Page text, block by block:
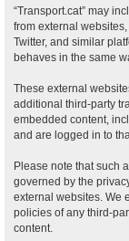
“Transport.cat” may
from external
Twitter, and similar
behaves in the same
These external
additional third-party
embedded content,
and are logged in to
Please note that such
governed by the
external websites. We
policies of any third-
content.